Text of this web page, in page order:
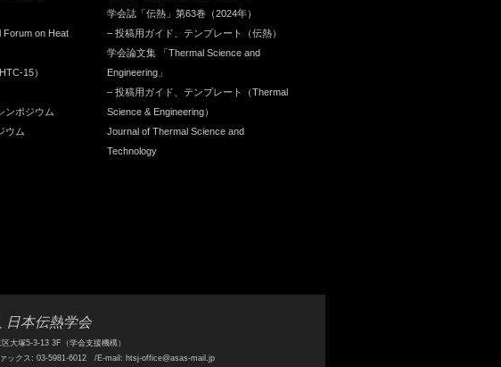
Forum on Heat
15）
ンポジウム
ウム
学会誌「伝熱」第63巻（2024年）
– 投稿用ガイド、テンプレート（伝熱）
学会論文集 「Thermal Science and
Engineering」
– 投稿用ガイド、テンプレート（Thermal
Science & Engineering）
Journal of Thermal Science and
Technology
日本伝熱学会
大塚5-3-13 3F（学会支援機構）
ックス: 03-5981-6012 /E-mail: htsj-office@asas-mail.jp